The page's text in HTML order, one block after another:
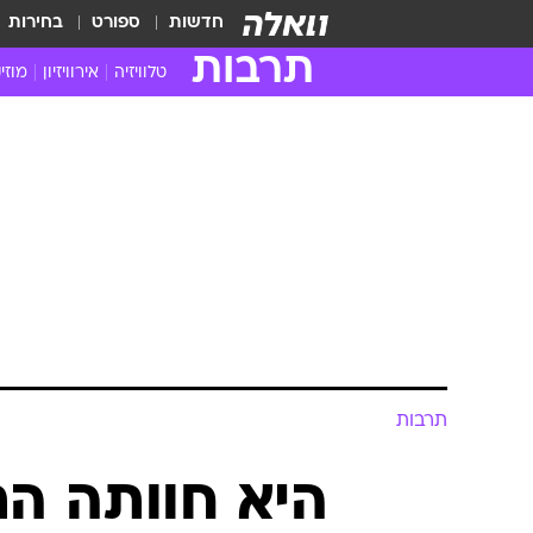
חדשות ספורט בחירות
תרבות טלוויזיה אירוויזיון
תרבות
היא חוותה